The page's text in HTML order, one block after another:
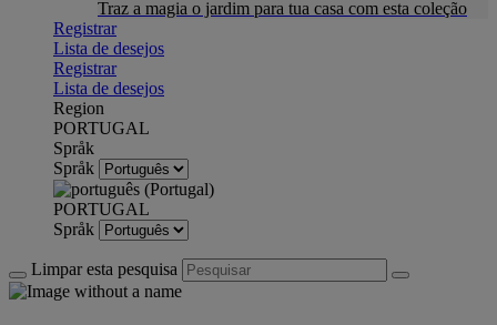
Traz a magia o jardim para tua casa com esta coleção
Registrar
Lista de desejos
Registrar
Lista de desejos
Region
PORTUGAL
Språk
Språk
PORTUGAL
Språk
Limpar esta pesquisa